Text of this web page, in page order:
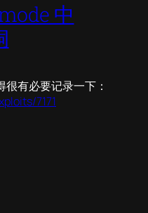
中
有必要记录一下：
7171